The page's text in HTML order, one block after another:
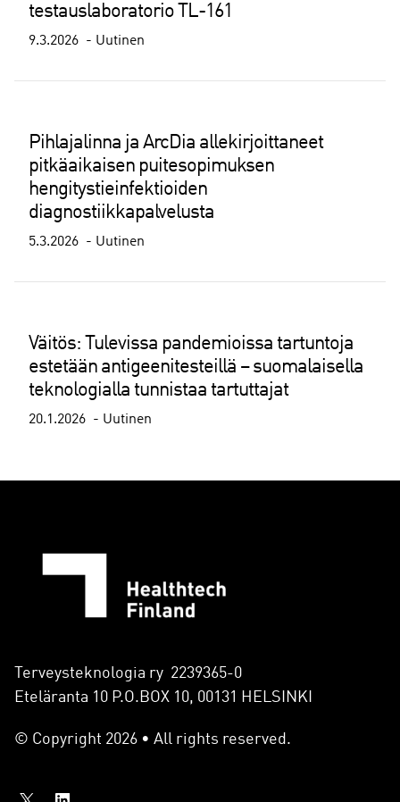
testauslaboratorio TL-161
9.3.2026 Uutinen
Pihlajalinna ja ArcDia allekirjoittaneet
pitkäaikaisen puitesopimuksen
hengitystieinfektioiden
diagnostiikkapalvelusta
5.3.2026 Uutinen
Väitös: Tulevissa pandemioissa tartuntoja
estetään antigeenitesteillä – suomalaisella
teknologialla tunnistaa tartuttajat
20.1.2026 Uutinen
Terveysteknologia ry 2239365-0
Eteläranta 10 P.O.BOX 10, 00131 HELSINKI
© Copyright 2026 • All rights reserved.